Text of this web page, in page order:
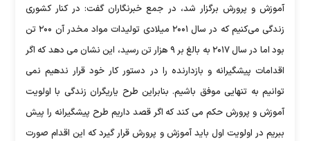
آموزش و پرورش برگزار شد، در جمع خبرنگاران گفت: در کنار کشوری
زندگی می‌کنیم که در سال ۲۰۰۱ میلادی تولیدات مواد مخدر آن ۲۰۰ تن
بود اما در سال ۲۰۱۷ به بالغ بر ۹ هزار تن رسید، این نشان می دهد که اگر
اقدامات پیشگیرانه و بازدارنده را در دستور کار خود قرار ندهیم نمی
توانیم به تنهایی موفق باشیم. بنابراین طرح یاریگران زندگی با اولویت
آموزش و پرورش حکم می کند که اگر قصد داریم طرح پیشگیرانه را پیش
ببریم در اولویت اول باید آموزش و پرورش قرار گیرد که این اقدام صورت